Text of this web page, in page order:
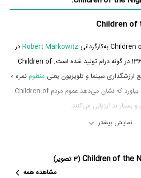
Robert Markowitzدر
34 سال پیش یعنی سال 1364 در گونه درام تولید شده است. Children of
منظوم
نمره 0
از 10 را از سوی مردم بدست بیاورد که نشان می‌دهد عموم مردم Children of
Nicholas
نمایش بیشتر
(3 تصویر)
مشاهده همه